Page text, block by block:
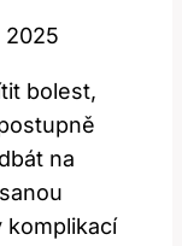
2025
bolest,
na
komplikací